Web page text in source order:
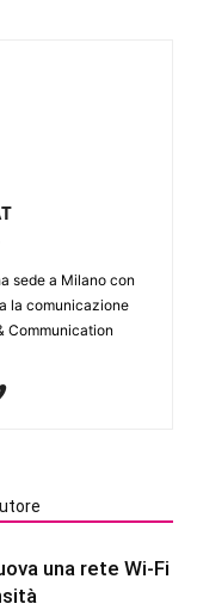
sede a Milano con
la comunicazione
Communication
una rete Wi-Fi